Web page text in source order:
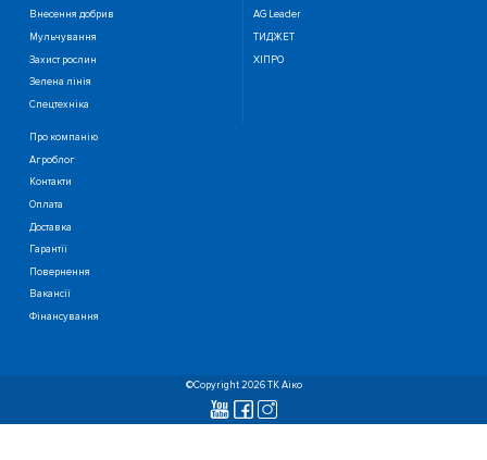
Внесення добрив
Мульчування
Захист рослин
Зелена лінія
Спецтехніка
AG Leader
ТИДЖЕТ
ХІПРО
Про компанію
Агроблог
Контакти
Оплата
Доставка
Гарантії
Повернення
Вакансії
Фінансування
©Copyright 2026 ТК Аіко